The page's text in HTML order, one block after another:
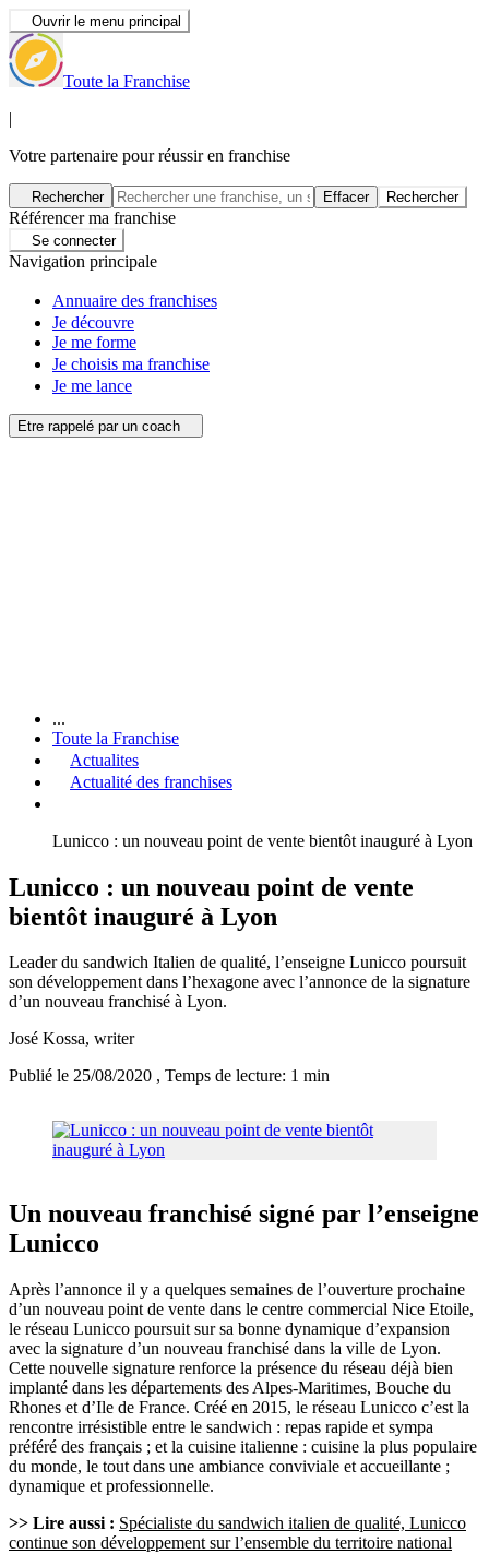
Ouvrir le menu principal
Toute la Franchise
|
Votre partenaire pour réussir en franchise
Rechercher Effacer Rechercher
Référencer ma franchise
Se connecter
Navigation principale
Annuaire des franchises
Je découvre
Je me forme
Je choisis ma franchise
Je me lance
Etre rappelé par un coach
...
Toute la Franchise
Actualites
Actualité des franchises
Lunicco : un nouveau point de vente bientôt inauguré à Lyon
Lunicco : un nouveau point de vente
bientôt inauguré à Lyon
Leader du sandwich Italien de qualité, l’enseigne Lunicco poursuit
son développement dans l’hexagone avec l’annonce de la signature
d’un nouveau franchisé à Lyon.
José Kossa, writer
Publié le 25/08/2020 , Temps de lecture: 1 min
Un nouveau franchisé signé par l’enseigne
Lunicco
Après l’annonce il y a quelques semaines de l’ouverture prochaine
d’un nouveau point de vente dans le centre commercial Nice Etoile,
le réseau Lunicco poursuit sur sa bonne dynamique d’expansion
avec la signature d’un nouveau franchisé dans la ville de Lyon.
Cette nouvelle signature renforce la présence du réseau déjà bien
implanté dans les départements des Alpes-Maritimes, Bouche du
Rhones et d’Ile de France. Créé en 2015, le réseau Lunicco c’est la
rencontre irrésistible entre le sandwich : repas rapide et sympa
préféré des français ; et la cuisine italienne : cuisine la plus populaire
du monde, le tout dans une ambiance conviviale et accueillante ;
dynamique et professionnelle.
>> Lire aussi : Spécialiste du sandwich italien de qualité, Lunicco
continue son développement sur l’ensemble du territoire national